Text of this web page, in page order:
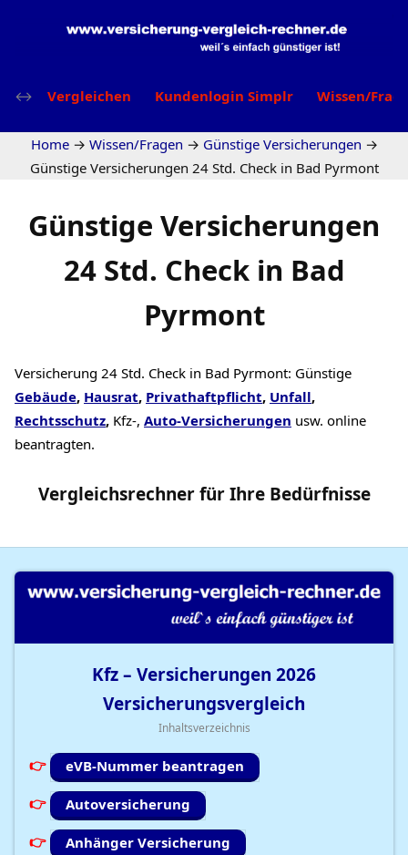
Vergleichen Kundenlogin Simplr Wissen/
Home → Wissen/Fragen → Günstige Versicherungen →
Günstige Versicherungen 24 Std. Check in Bad Pyrmont
Günstige Versicherungen
24 Std. Check in Bad
Pyrmont
Versicherung 24 Std. Check in Bad Pyrmont: Günstige
Gebäude, Hausrat, Privathaftpflicht, Unfall,
Rechtsschutz, Kfz-, Auto-Versicherungen usw. online
beantragten.
Vergleichsrechnerfür Ihre Bedürfnisse
Kfz – Versicherungen 2026
Versicherungsvergleich
Inhaltsverzeichnis
eVB-Nummer beantragen
Autoversicherung
Anhänger Versicherung